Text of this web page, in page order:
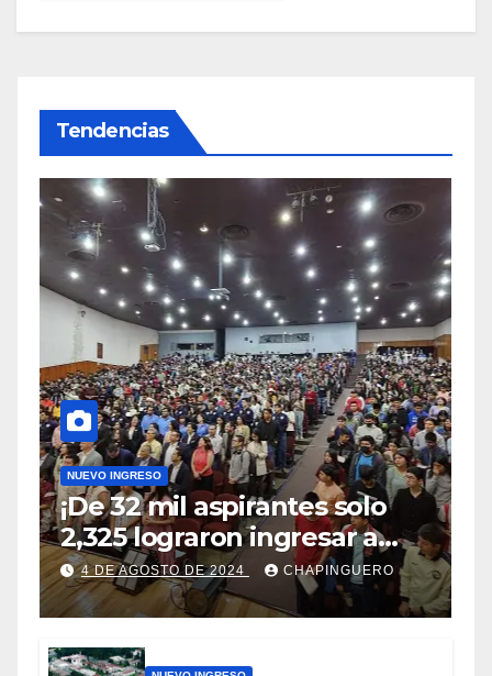
Tendencias
NUEVO INGRESO
¡De 32 mil aspirantes solo
2,325 lograron ingresar a
Chapingo!
4 DE AGOSTO DE 2024 CHAPINGUERO